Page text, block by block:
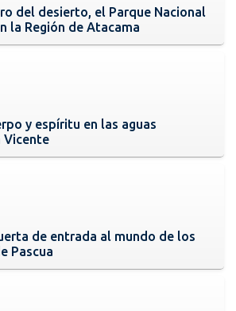
del desierto, el Parque Nacional
la Región de Atacama
y espíritu en las aguas
Vicente
de entrada al mundo de los
Pascua